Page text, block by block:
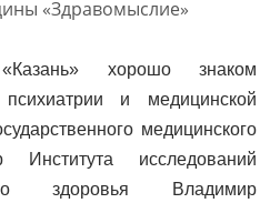
хорошо знаком
и медицинской
медицинского
Института исследований
здоровья Владимир